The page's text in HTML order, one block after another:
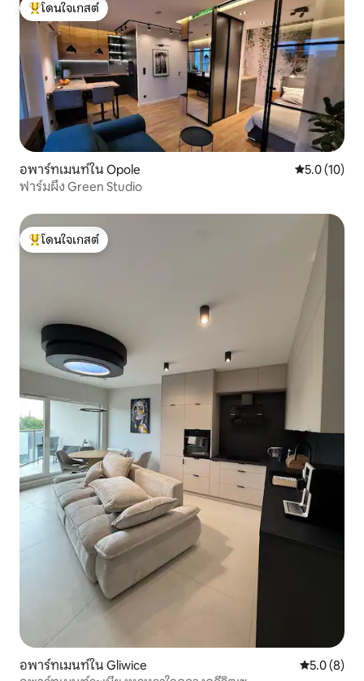
โดนใจเกสต์ที่สุด
โดนใจเกสต์
อพาร์ทเมนท์ใน Opole คะแนนเฉลี่ย
5.0 (10)
ฟาร์มผึ้ง Green Studio
โดนใจเกสต์ที่สุด
โดนใจเกสต์
อพาร์ทเมนท์ใน Gliwice คะแนนเฉลี่
5.0 (8)